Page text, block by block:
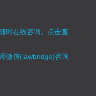
时在线咨询。 点击查
微信(lawbridge)咨询